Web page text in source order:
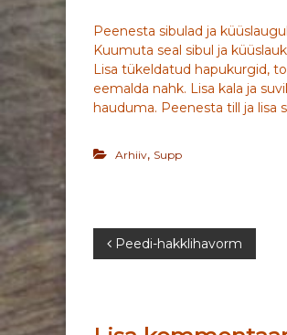
Peenesta sibulad ja
Kuumuta seal sibul ja
Lisa tükeldatud hapukurgid,
eemalda nahk. Lisa kala ja
hauduma. Peenesta till ja lisa
Arhiiv, Supp
N Peedi-hakklihavorm